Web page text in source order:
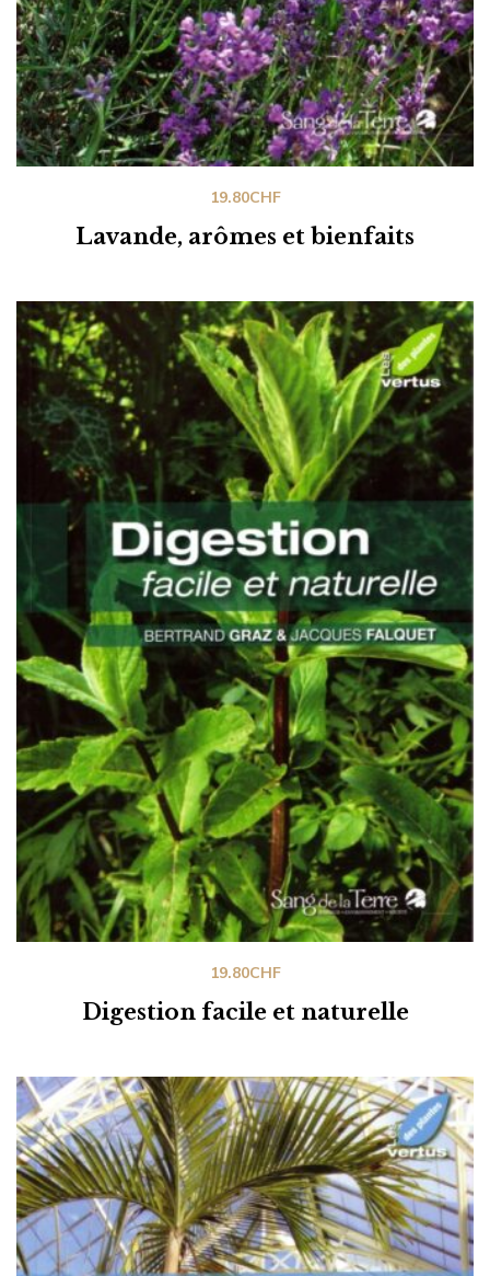
Lavande, arômes et bienfaits
19.80CHF
Digestion facile et naturelle
19.80CHF